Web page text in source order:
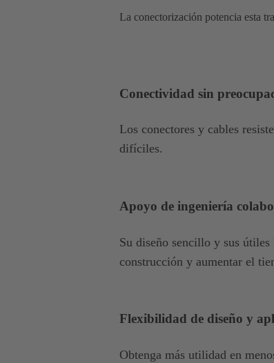
La conectorización potencia esta
Conectividad sin
Los conectores y cables
difíciles.
Apoyo de ingeniería
Su diseño sencillo y sus
construcción y aumentar el
Flexibilidad de diseño y
Obtenga más utilidad en